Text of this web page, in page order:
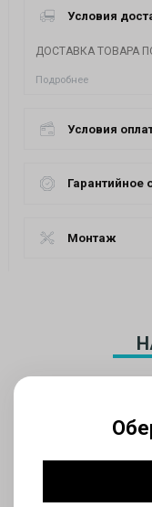
Условия
ДОСТАВКА ТОВАРА
Подробнее
Условия
Гарантийное
Монтаж